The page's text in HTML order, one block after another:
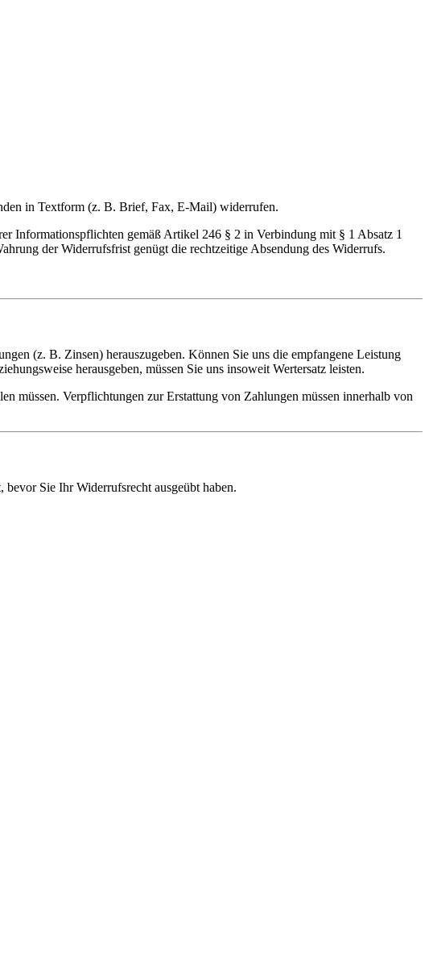
in Textform (z. B. Brief, Fax, E-Mail) widerrufen.
Informationspflichten gemäß Artikel 246 § 2 in Verbindung mit § 1 Absatz 1
der Widerrufsfrist genügt die rechtzeitige Absendung des Widerrufs.
(z. B. Zinsen) herauszugeben. Können Sie uns die empfangene Leistung
herausgeben, müssen Sie uns insoweit Wertersatz leisten.
müssen. Verpflichtungen zur Erstattung von Zahlungen müssen innerhalb von
Sie Ihr Widerrufsrecht ausgeübt haben.